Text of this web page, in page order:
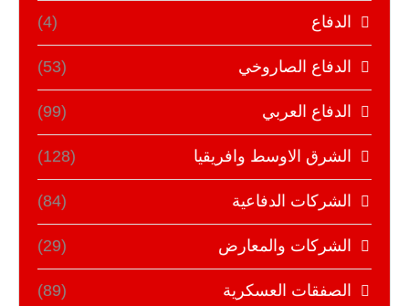
الدفاع (4)
الدفاع الصاروخي (53)
الدفاع العربي (99)
الشرق الاوسط وافريقيا (128)
الشركات الدفاعية (84)
الشركات والمعارض (29)
الصفقات العسكرية (89)